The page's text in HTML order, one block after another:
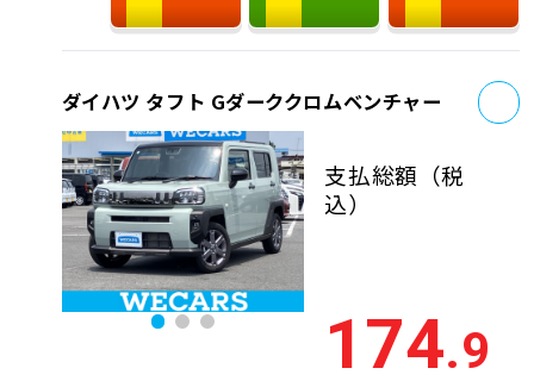
ダイハツ タフト Gダーククロムベンチャー
支払総額 （税
込）
174.9